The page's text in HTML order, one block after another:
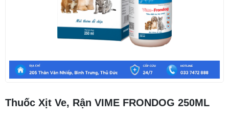
Thuốc Xịt Ve, Rận VIME FRONDOG 250ML